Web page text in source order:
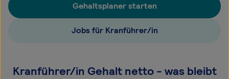
Gehaltsplaner starten
Jobs für Kranführer/in
Kranführer/in Gehalt netto - was bleibt